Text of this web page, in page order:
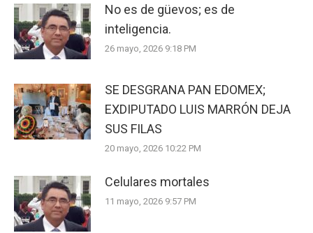
No es de güevos; es de
inteligencia.
26 mayo, 2026 9:18 PM
SE DESGRANA PAN EDOMEX;
EXDIPUTADO LUIS MARRÓN DEJA
SUS FILAS
20 mayo, 2026 10:22 PM
Celulares mortales
11 mayo, 2026 9:57 PM